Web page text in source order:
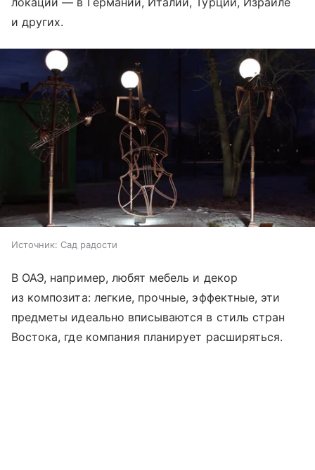
и других.
Источник: Сад радости
В ОАЭ, например, любят мебель и декор
из композита: легкие, прочные, эффектные, эти
предметы идеально вписываются в стиль стран
Востока, где компания планирует расширяться.